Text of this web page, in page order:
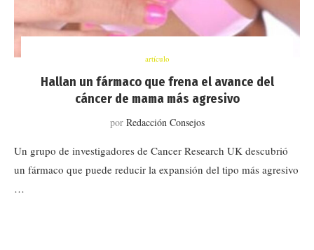
artículo
Hallan un fármaco que frena el avance del
cáncer de mama más agresivo
por Redacción Consejos
Un grupo de investigadores de Cancer Research UK descubrió
un fármaco que puede reducir la expansión del tipo más agresivo
…